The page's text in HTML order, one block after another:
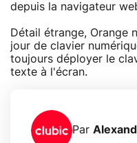
depuis la navigateur
Détail étrange, Orange
jour de clavier
toujours déployer le
texte à l'écran.
Par